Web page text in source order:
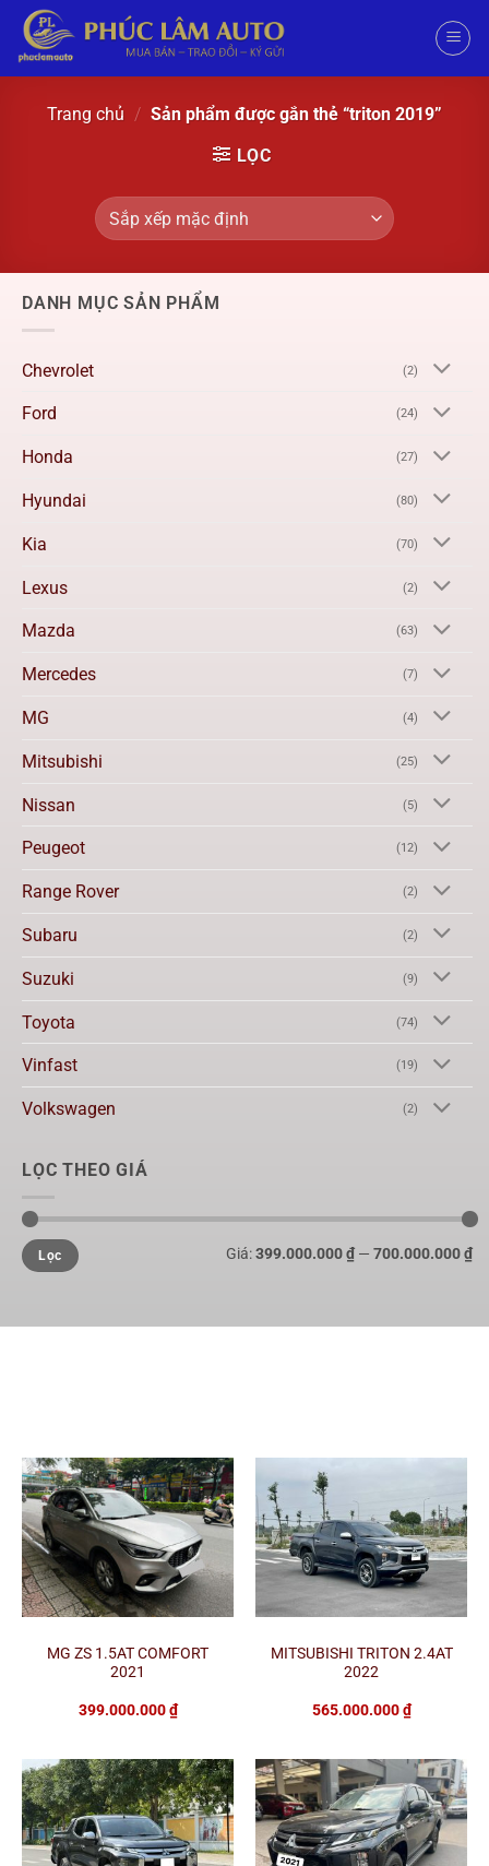
Trang chủ / Sản phẩm được gắn thẻ “triton 2019”
LỌC
DANH MỤC SẢN PHẨM
Chevrolet (2)
Ford (24)
Honda (27)
Hyundai (80)
Kia (70)
Lexus (2)
Mazda (63)
Mercedes (7)
MG (4)
Mitsubishi (25)
Nissan (5)
Peugeot (12)
Range Rover (2)
Subaru (2)
Suzuki (9)
Toyota (74)
Vinfast (19)
Volkswagen (2)
LỌC THEO GIÁ
Lọc Giá:399.000.000 ₫— 700.000.000 ₫
MG ZS 1.5AT COMFORT
2021
399.000.000₫
MITSUBISHI TRITON 2.4AT
2022
565.000.000₫